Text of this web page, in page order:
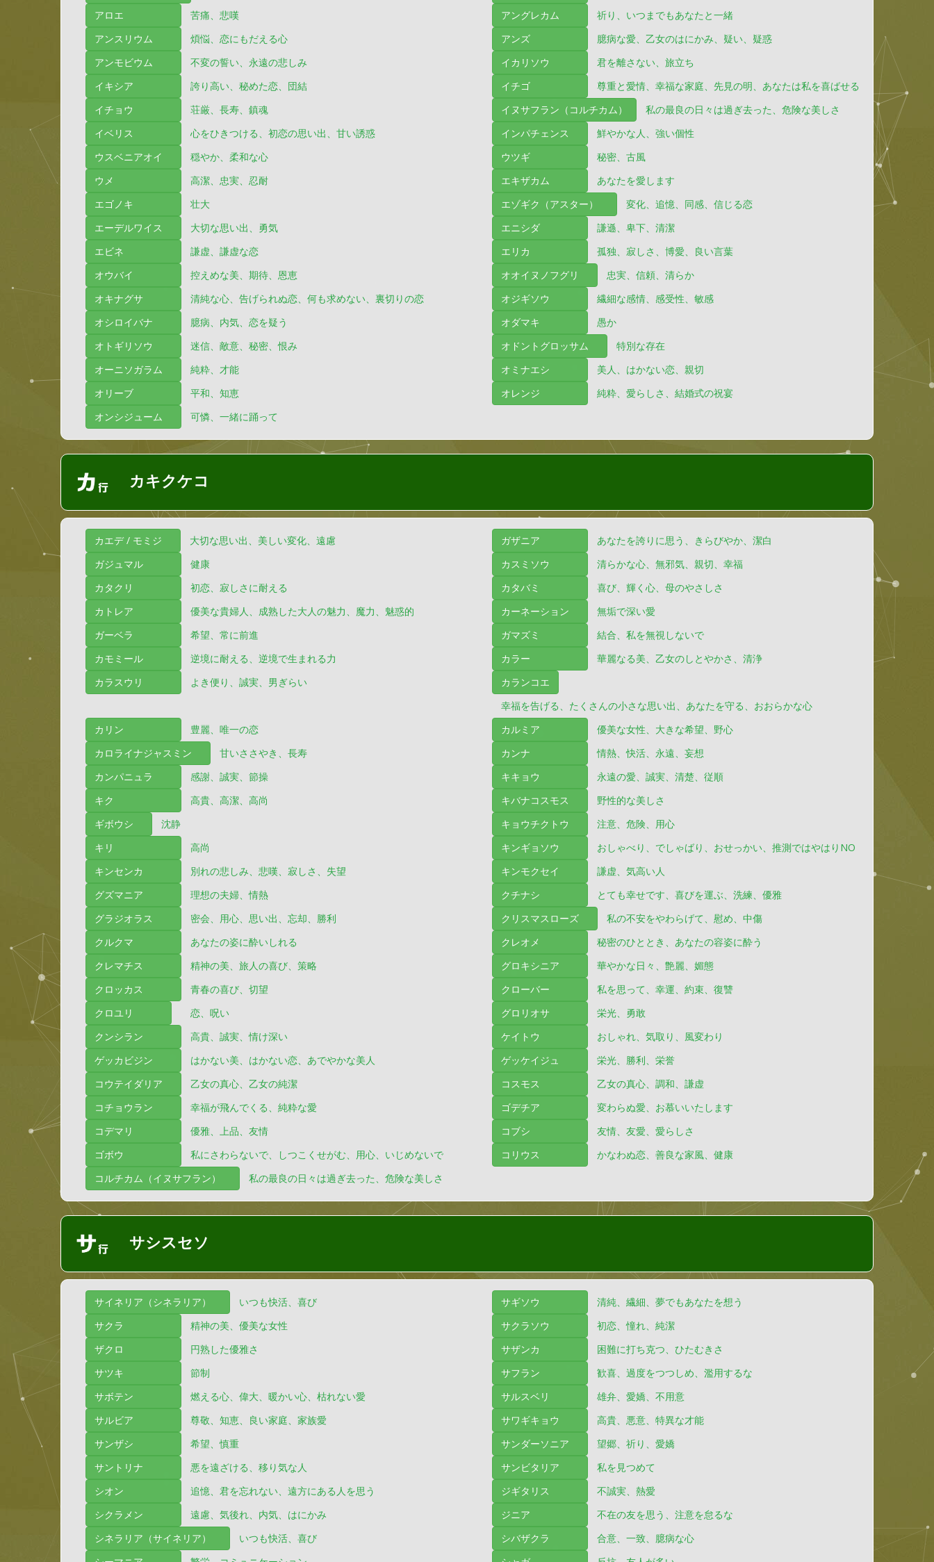
アロエ
苦痛、悲嘆 アングレカム
祈り、いつまでもあなたと一緒
アンスリウム
煩悩、恋にもだえる心 アンズ
臆病な愛、乙女のはにかみ、疑い、疑惑
アンモビウム
不変の誓い、永遠の悲しみ イカリソウ
君を離さない、旅立ち
イキシア
誇り高い、秘めた恋、団結 イチゴ
尊重と愛情、幸福な家庭、先見の明、あなたは私を喜ばせる
イチョウ
荘厳、長寿、鎮魂 イヌサフラン（コルチカム）
私の最良の日々は過ぎ去った、危険な美しさ
イベリス
心をひきつける、初恋の思い出、甘い誘惑 インパチェンス
鮮やかな人、強い個性
ウスベニアオイ
穏やか、柔和な心 ウツギ
秘密、古風
ウメ
高潔、忠実、忍耐 エキザカム
あなたを愛します
エゴノキ
壮大 エゾギク（アスター）
変化、追憶、同感、信じる恋
エーデルワイス
大切な思い出、勇気 エニシダ
謙遜、卑下、清潔
エビネ
謙虚、謙虚な恋 エリカ
孤独、寂しさ、博愛、良い言葉
オウバイ
控えめな美、期待、恩恵 オオイヌノフグリ
忠実、信頼、清らか
オキナグサ
清純な心、告げられぬ恋、何も求めない、裏切りの恋 オジギソウ
繊細な感情、感受性、敏感
オシロイバナ
臆病、内気、恋を疑う オダマキ
愚か
オトギリソウ
迷信、敵意、秘密、恨み オドントグロッサム
特別な存在
オーニソガラム
純粋、才能 オミナエシ
美人、はかない恋、親切
オリーブ
平和、知恵 オレンジ
純粋、愛らしさ、結婚式の祝宴
オンシジューム
可憐、一緒に踊って
カキクケコ
カエデ / モミジ 大切な思い出、美しい変化、遠慮 ガザニア
あなたを誇りに思う、きらびやか、潔白
ガジュマル
健康 カスミソウ
清らかな心、無邪気、親切、幸福
カタクリ
初恋、寂しさに耐える カタバミ
喜び、輝く心、母のやさしさ
カトレア
優美な貴婦人、成熟した大人の魅力、魔力、魅惑的 カーネーション
無垢で深い愛
ガーベラ
希望、常に前進 ガマズミ
結合、私を無視しないで
カモミール
逆境に耐える、逆境で生まれる力 カラー
華麗なる美、乙女のしとやかさ、清浄
カラスウリ
よき便り、誠実、男ぎらい
カランコエ
幸福を告げる、たくさんの小さな思い出、あなたを守る、おおらかな心
カリン
豊麗、唯一の恋 カルミア
優美な女性、大きな希望、野心
カロライナジャスミン
甘いささやき、長寿 カンナ
情熱、快活、永遠、妄想
カンパニュラ
感謝、誠実、節操 キキョウ
永遠の愛、誠実、清楚、従順
キク
高貴、高潔、高尚 キバナコスモス
野性的な美しさ
ギボウシ
沈静 キョウチクトウ
注意、危険、用心
キリ
高尚 キンギョソウ
おしゃべり、でしゃばり、おせっかい、推測ではやはりNO
キンセンカ
別れの悲しみ、悲嘆、寂しさ、失望 キンモクセイ
謙虚、気高い人
グズマニア
理想の夫婦、情熱 クチナシ
とても幸せです、喜びを運ぶ、洗練、優雅
グラジオラス
密会、用心、思い出、忘却、勝利 クリスマスローズ
私の不安をやわらげて、慰め、中傷
クルクマ
あなたの姿に酔いしれる クレオメ
秘密のひととき、あなたの容姿に酔う
クレマチス
精神の美、旅人の喜び、策略 グロキシニア
華やかな日々、艶麗、媚態
クロッカス
青春の喜び、切望 クローバー
私を思って、幸運、約束、復讐
クロユリ
恋、呪い グロリオサ
栄光、勇敢
クンシラン
高貴、誠実、情け深い ケイトウ
おしゃれ、気取り、風変わり
ゲッカビジン
はかない美、はかない恋、あでやかな美人 ゲッケイジュ
栄光、勝利、栄誉
コウテイダリア
乙女の真心、乙女の純潔 コスモス
乙女の真心、調和、謙虚
コチョウラン
幸福が飛んでくる、純粋な愛 ゴデチア
変わらぬ愛、お慕いいたします
コデマリ
優雅、上品、友情 コブシ
友情、友愛、愛らしさ
ゴボウ
私にさわらないで、しつこくせがむ、用心、いじめないで コリウス
かなわぬ恋、善良な家風、健康
コルチカム（イヌサフラン）
私の最良の日々は過ぎ去った、危険な美しさ
サシスセソ
サイネリア（シネラリア） いつも快活、喜び サギソウ
清純、繊細、夢でもあなたを想う
サクラ
精神の美、優美な女性 サクラソウ
初恋、憧れ、純潔
ザクロ
円熟した優雅さ サザンカ
困難に打ち克つ、ひたむきさ
サツキ
節制 サフラン
歓喜、過度をつつしめ、濫用するな
サボテン
燃える心、偉大、暖かい心、枯れない愛 サルスベリ
雄弁、愛嬌、不用意
サルビア
尊敬、知恵、良い家庭、家族愛 サワギキョウ
高貴、悪意、特異な才能
サンザシ
希望、慎重 サンダーソニア
望郷、祈り、愛嬌
サントリナ
悪を遠ざける、移り気な人 サンビタリア
私を見つめて
シオン
追憶、君を忘れない、遠方にある人を思う ジギタリス
不誠実、熱愛
シクラメン
遠慮、気後れ、内気、はにかみ ジニア
不在の友を思う、注意を怠るな
シネラリア（サイネリア）
いつも快活、喜び シバザクラ
合意、一致、臆病な心